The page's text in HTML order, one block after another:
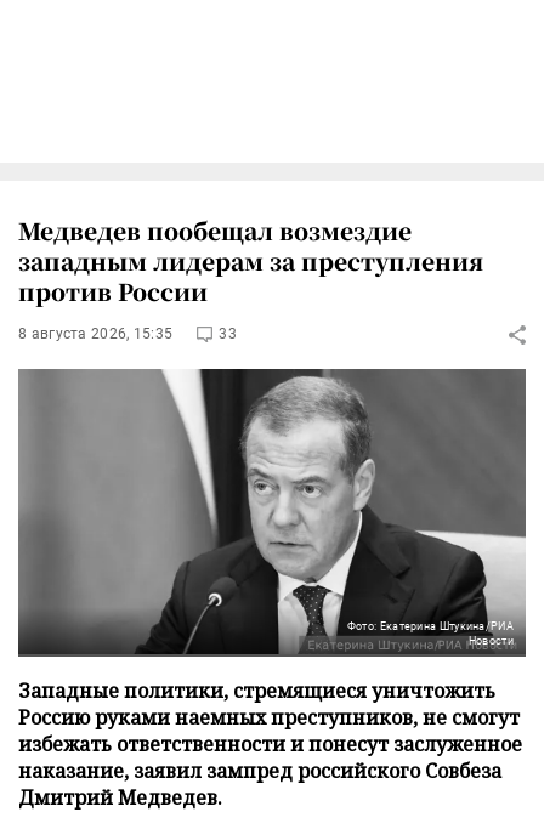
Медведев пообещал возмездие
западным лидерам за преступления
против России
8 августа 2026, 15:35 33
Фото: Екатерина Штукина/РИА
Новости
Западные политики, стремящиеся уничтожить
Россию руками наемных преступников, не смогут
избежать ответственности и понесут заслуженное
наказание, заявил зампред российского Совбеза
Дмитрий Медведев.